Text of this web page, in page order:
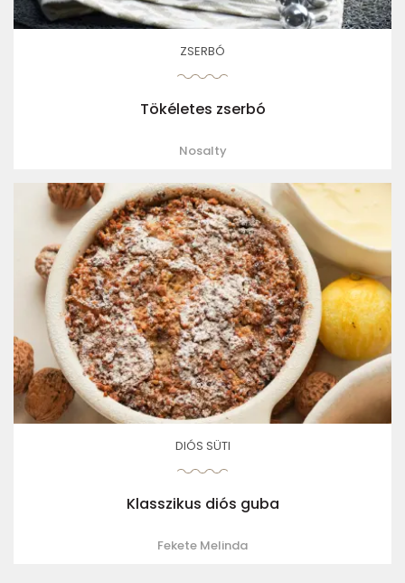
ZSERBÓ
Tökéletes zserbó
Nosalty
DIÓS SÜTI
Klasszikus diós guba
Fekete Melinda